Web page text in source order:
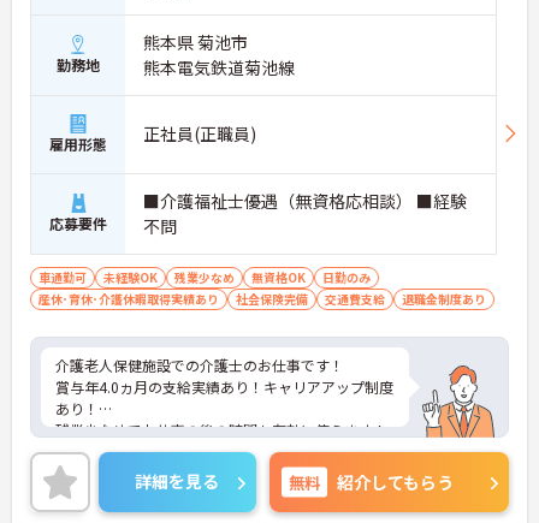
勤務地
熊本県 菊池市
熊本電気鉄道菊池線
雇用形態 正社員(正職員)
応募要件
■介護福祉士優遇（無資格応相談） ■経験
不問
車通勤可 未経験OK 残業少なめ 無資格OK
日勤のみ
産休･育休･介護休暇取得実績あり
社会保険完備 交通費支給 退職金制度あり
介護老人保健施設での介護士のお仕事です！
賞与年4.0ヵ月の支給実績あり！キャリアアップ制度
あり！
残業少なめでお仕事の後の時間も有効に使えます！
ご興味ある方には、面接のポイントなど、さらに詳
細をお話致しますのでお気軽にご相談ください。
詳細を見る 無料 紹介してもらう